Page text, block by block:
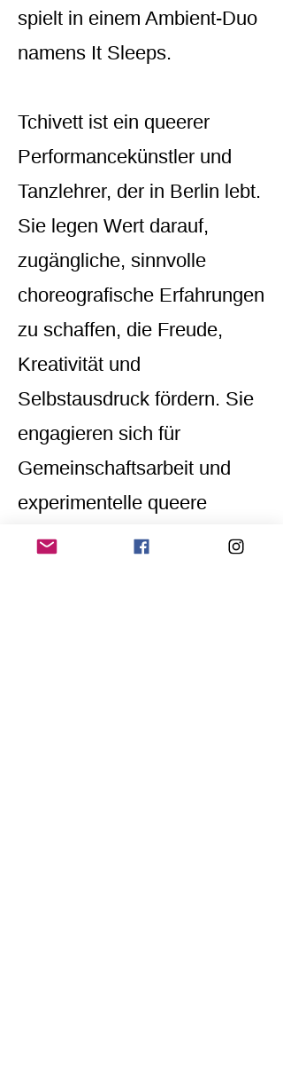
spielt in einem Ambient-Duo
namens It Sleeps.
Tchivett ist ein queerer
Performancekünstler und
Tanzlehrer, der in Berlin lebt.
Sie legen Wert darauf,
zugängliche, sinnvolle
choreografische Erfahrungen
zu schaffen, die Freude,
Kreativität und
Selbstausdruck fördern. Sie
engagieren sich für
Gemeinschaftsarbeit und
experimentelle queere
Kunst.